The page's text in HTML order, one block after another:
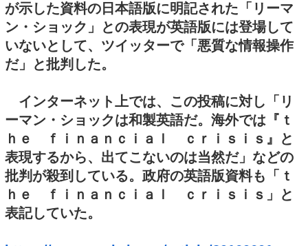
が示した資料の日本語版に明記された「リーマ
ン・ショック」との表現が英語版には登場して
いないとして、ツイッターで「悪質な情報操作
だ」と批判した。
インターネット上では、この投稿に対し「リ
ーマン・ショックは和製英語だ。海外では『ｔ
ｈｅ ｆｉｎａｎｃｉａｌ ｃｒｉｓｉｓ』と
表現するから、出てこないのは当然だ」などの
批判が殺到している。政府の英語版資料も「ｔ
ｈｅ ｆｉｎａｎｃｉａｌ ｃｒｉｓｉｓ」と
表記していた。